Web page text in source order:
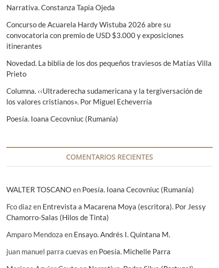
i
ó
n
d
e
e
n
t
a
d
s
e
i
o
r
:
e
n
Narrativa. Constanza Tapia Ojeda
Concurso de Acuarela Hardy Wistuba 2026 abre su
convocatoria con premio de USD $3.000 y exposiciones
itinerantes
Novedad. La biblia de los dos pequeños traviesos de Matías Villa
Prieto
Columna. ‹‹Ultraderecha sudamericana y la tergiversación de
los valores cristianos». Por Miguel Echeverría
Poesía. Ioana Cecovniuc (Rumanía)
COMENTARIOS RECIENTES
WALTER TOSCANOen Poesía. Ioana Cecovniuc (Rumanía)
Fco diazen Entrevista a Macarena Moya (escritora). Por Jessy
Chamorro-Salas (Hilos de Tinta)
Amparo Mendoza en Ensayo. Andrés I. Quintana M.
juan manuel parra cuevas en Poesía. Michelle Parra